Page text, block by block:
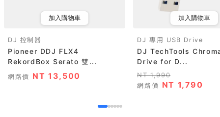
加入購物車
DJ 控制器
Pioneer DDJ FLX4
RekordBox Serato 雙...
網路價 NT 13,500
加入購物車
DJ 專用 USB Drive
DJ TechTools
Drive for D...
NT 1,990
網路價 NT 1,790